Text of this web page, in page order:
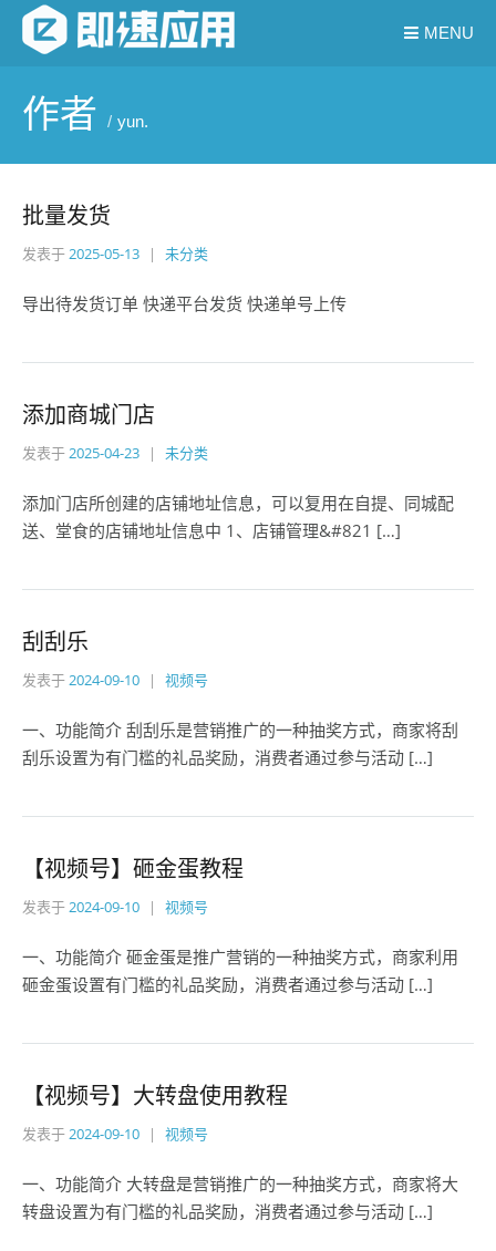
MENU
作者 yun.
批量发货
发表于2025-05-13 未分类
导出待发货订单 快递平台发货 快递单号上传
添加商城门店
发表于2025-04-23 未分类
添加门店所创建的店铺地址信息，可以复用在自提、同城配
送、堂食的店铺地址信息中 1、店铺管理&#821 […]
刮刮乐
发表于2024-09-10 视频号
一、功能简介 刮刮乐是营销推广的一种抽奖方式，商家将刮
刮乐设置为有门槛的礼品奖励，消费者通过参与活动 […]
【视频号】砸金蛋教程
发表于2024-09-10 视频号
一、功能简介 砸金蛋是推广营销的一种抽奖方式，商家利用
砸金蛋设置有门槛的礼品奖励，消费者通过参与活动 […]
【视频号】大转盘使用教程
发表于2024-09-10 视频号
一、功能简介 大转盘是营销推广的一种抽奖方式，商家将大
转盘设置为有门槛的礼品奖励，消费者通过参与活动 […]